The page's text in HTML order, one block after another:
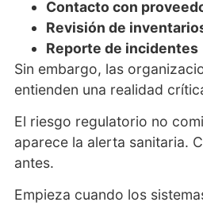
Contacto con
Revisión de
Reporte de incidentes
Sin embargo, las
entienden una realidad
El riesgo regulatorio no
aparece la alerta sanitaria.
antes.
Empieza cuando los